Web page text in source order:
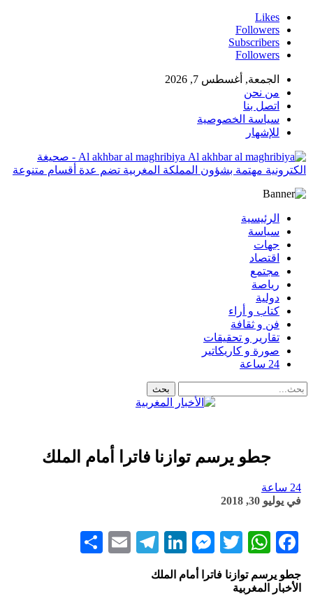
Likes
Followers
Subscribers
Followers
الجمعة, أغسطس 7, 2026
من نحن
اتصل بنا
سياسة الخصوصية
للإشهار
Al akhbar al maghribiya - صحيغة
الكترونية مهتمة بشؤون المملكة المغربية تضم عدة أقسام متنوعة
الرئيسية
سياسة
جهات
اقتصاد
مجتمع
رياصة
دولية
كتاب و أراء
فن و ثقافة
تقارير و تحقيقات
صورة و كاريكاتير
24 ساعة
جطو يرسم توازنا فاترا أمام الملك
24 ساعة
في يوليو 30, 2018
Facebook
WhatsApp
Twitter
Messenger
LinkedIn
Telegram
Email
جطو يرسم توازنا فاترا أمام الملك
الأخبار المغربية